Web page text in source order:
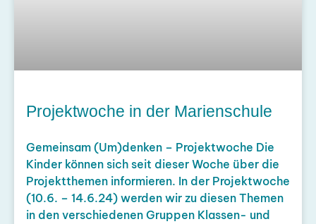
Projektwoche in der Marienschule
Gemeinsam (Um)denken – Projektwoche Die
Kinder können sich seit dieser Woche über die
Projektthemen informieren. In der Projektwoche
(10.6. – 14.6.24) werden wir zu diesen Themen
in den verschiedenen Gruppen Klassen- und